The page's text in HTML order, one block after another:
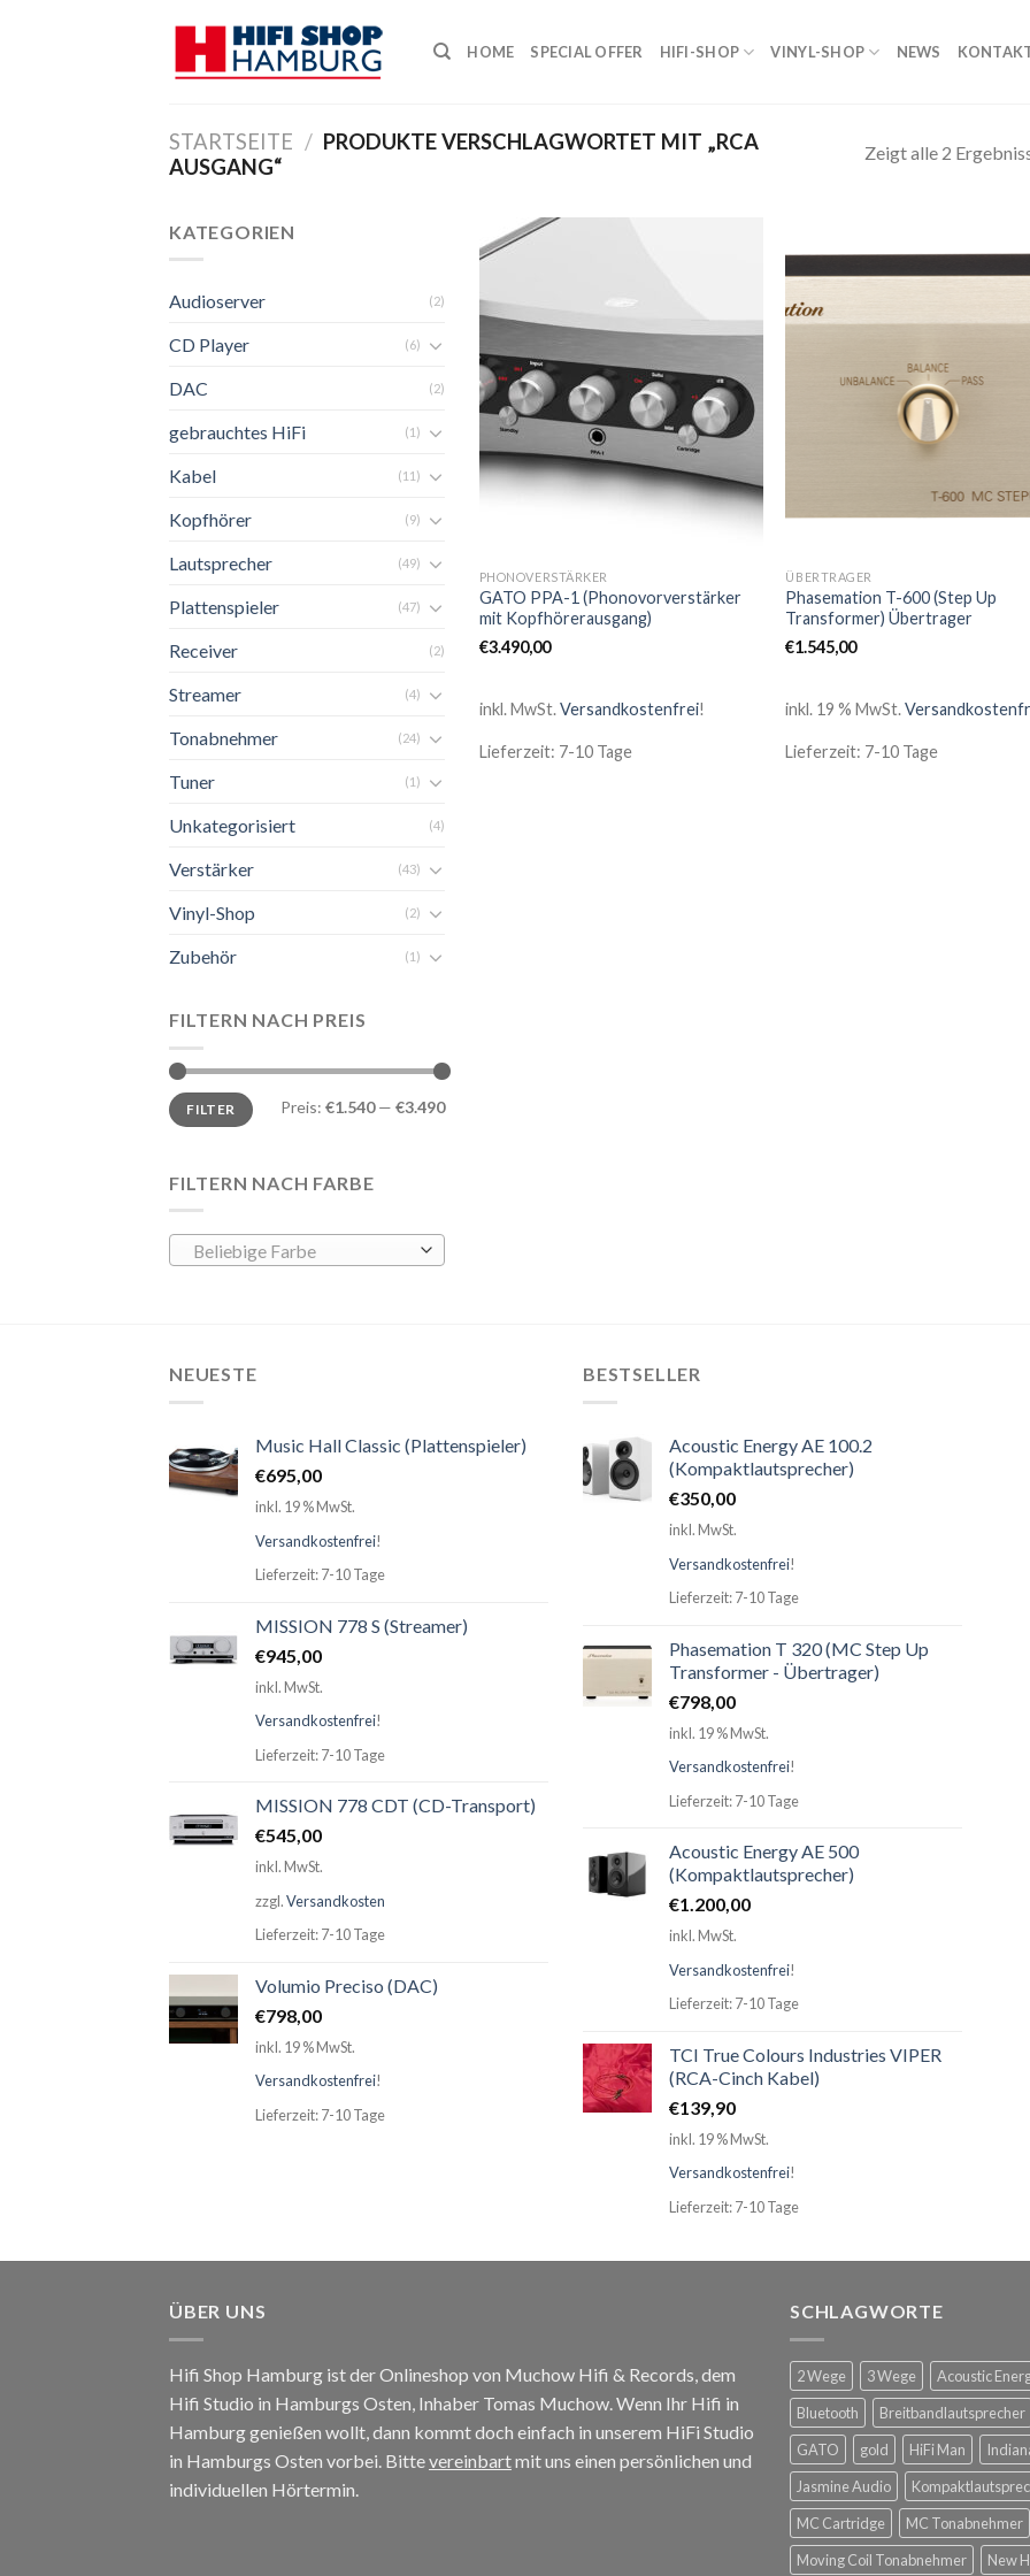
HOME SPECIAL OFFER HIFI-SHOP VINYL-SHOP NEWS
STARTSEITE / PRODUKTE VERSCHLAGWORTET MIT „RCA
AUSGANG“
Zeigt alle 2
KATEGORIEN
Audioserver (2)
CD Player (6)
DAC (2)
gebrauchtes HiFi (1)
Kabel (11)
Kopfhörer (9)
Lautsprecher (49)
Plattenspieler (47)
Receiver (2)
Streamer (4)
Tonabnehmer (24)
Tuner (1)
Unkategorisiert (4)
Verstärker (43)
Vinyl-Shop (2)
Zubehör (1)
FILTERN NACH PREIS
FILTER Preis: €1.540— €3.490
FILTERN NACH FARBE
Beliebige Farbe
PHONOVERSTÄRKER
GATO PPA-1 (Phonovorverstärker
mit Kopfhörerausgang)
€3.490,00
inkl. MwSt.Versandkostenfrei!
Lieferzeit: 7-10 Tage
Zur
ÜBERTRAGER
Phasemation T-600 (Step Up
Transformer) Übertrager
€1.545,00
inkl. 19 % MwSt.
Lieferzeit: 7-10 Tage
NEUESTE
Music Hall Classic (Plattenspieler)
€695,00
inkl. 19 % MwSt.
Versandkostenfrei!
Lieferzeit: 7-10 Tage
MISSION 778 S (Streamer)
€945,00
inkl. MwSt.
Versandkostenfrei!
Lieferzeit: 7-10 Tage
MISSION 778 CDT (CD-Transport)
€545,00
inkl. MwSt.
zzgl.Versandkosten
Lieferzeit: 7-10 Tage
Volumio Preciso (DAC)
€798,00
inkl. 19 % MwSt.
Versandkostenfrei!
Lieferzeit: 7-10 Tage
BESTSELLER
Acoustic Energy AE 100.2
(Kompaktlautsprecher)
€350,00
inkl. MwSt.
Versandkostenfrei!
Lieferzeit: 7-10 Tage
Phasemation T 320 (MC Step Up
Transformer - Übertrager)
€798,00
inkl. 19 % MwSt.
Versandkostenfrei!
Lieferzeit: 7-10 Tage
Acoustic Energy AE 500
(Kompaktlautsprecher)
€1.200,00
inkl. MwSt.
Versandkostenfrei!
Lieferzeit: 7-10 Tage
TCI True Colours Industries VIPER
(RCA-Cinch Kabel)
€139,90
inkl. 19 % MwSt.
Versandkostenfrei!
Lieferzeit: 7-10 Tage
ÜBER UNS
Hifi Shop Hamburg ist der Onlineshop von Muchow Hifi & Records, dem
Hifi Studio in Hamburgs Osten, Inhaber Tomas Muchow. Wenn Ihr Hifi in
Hamburg genießen wollt, dann kommt doch einfach in unserem HiFi Studio
in Hamburgs Osten vorbei. Bittevereinbartmit uns einen persönlichen und
individuellen Hörtermin.
SCHLAGWORTE
2 Wege 3 Wege
Acoustic
Bluetooth
Breitbandlautsprecher
GATO
gold HiFi Man
Jasmine Audio
MC Cartridge
MC Tonabnehmer
Moving Coil Tonabnehmer
New